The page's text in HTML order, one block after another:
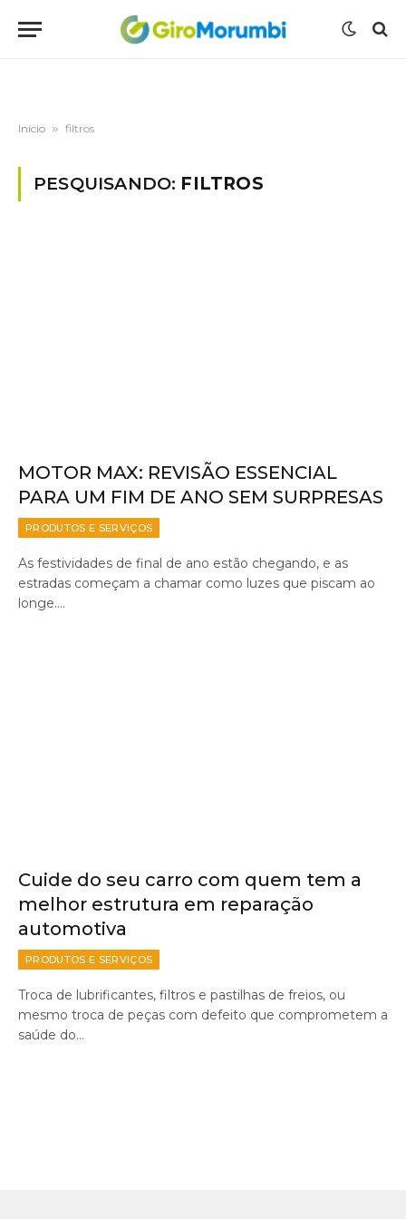
Início » filtros
PESQUISANDO: FILTROS
MOTOR MAX: REVISÃO ESSENCIAL
PARA UM FIM DE ANO SEM SURPRESAS
PRODUTOS E SERVIÇOS
As festividades de final de ano estão chegando, e as
estradas começam a chamar como luzes que piscam ao
longe.…
Cuide do seu carro com quem tem a
melhor estrutura em reparação
automotiva
PRODUTOS E SERVIÇOS
Troca de lubrificantes, filtros e pastilhas de freios, ou
mesmo troca de peças com defeito que comprometem a
saúde do…